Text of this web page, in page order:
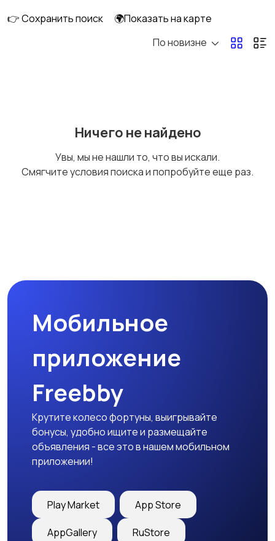
Материалы для
инструменты
👉 Сохранить поиск
🌍Показать на карте
По новизне
Ничего не найдено
Увы, мы не нашли то, что вы искали.
Смягчите условия поиска и попробуйте еще раз.
Мобильное
приложение
Freebby
Крутите колесо фортуны, выигрывайте
бонусы, удобно ищите и размещайте
объявления - все это в нашем мобильном
приложении!
Play Market App Store
AppGallery RuStore